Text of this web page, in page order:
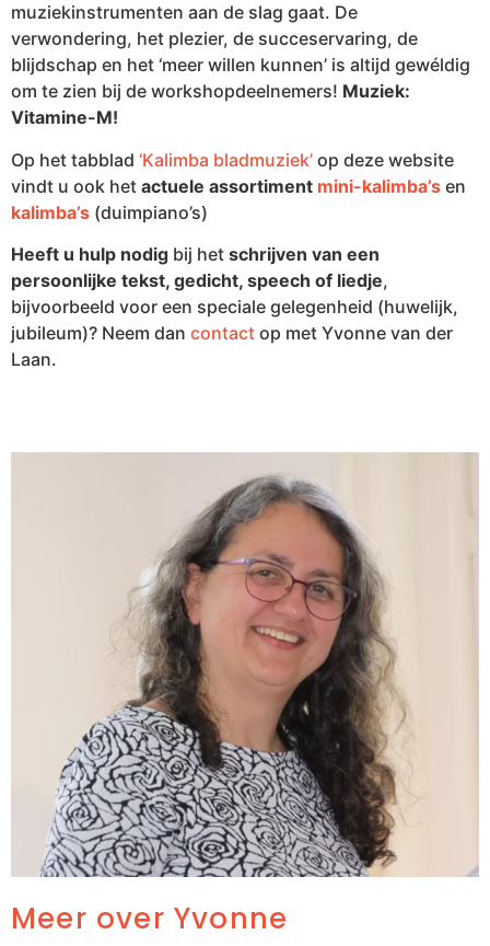
muziekinstrumenten aan de slag gaat. De
verwondering, het plezier, de succeservaring, de
blijdschap en het ‘meer willen kunnen’ is altijd gewéldig
om te zien bij de workshopdeelnemers! Muziek:
Vitamine-M!
Op het tabblad ‘Kalimba bladmuziek’ op deze website
vindt u ook het actuele assortiment mini-kalimba’s en
kalimba’s (duimpiano’s)
Heeft u hulp nodig bij het schrijven van een
persoonlijke tekst, gedicht, speech of liedje,
bijvoorbeeld voor een speciale gelegenheid (huwelijk,
jubileum)? Neem dan contact op met Yvonne van der
Laan.
Meer over Yvonne